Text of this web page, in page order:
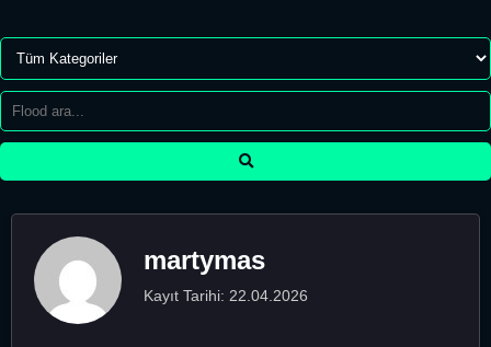
martymas
Kayıt Tarihi: 22.04.2026